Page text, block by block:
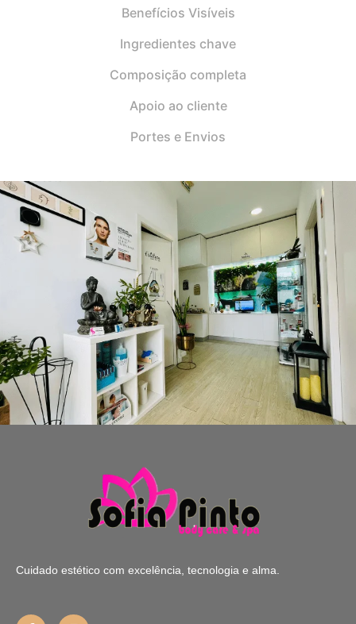
Benefícios Visíveis
Ingredientes chave
Composição completa
Apoio ao cliente
Portes e Envios
Cuidado estético com excelência, tecnologia e alma.